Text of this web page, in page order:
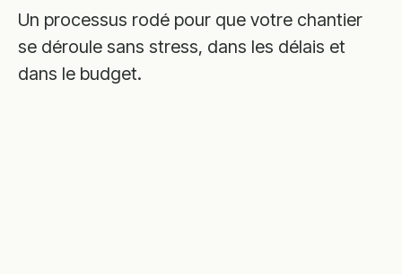
Un processus rodé pour que votre chantier
se déroule sans stress, dans les délais et
dans le budget.